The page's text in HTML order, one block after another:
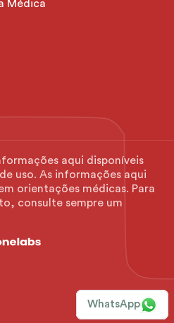
Médica
aqui disponíveis
uso. As informações aqui
orientações médicas. Para
consulte sempre um
WhatsApp
WhatsApp